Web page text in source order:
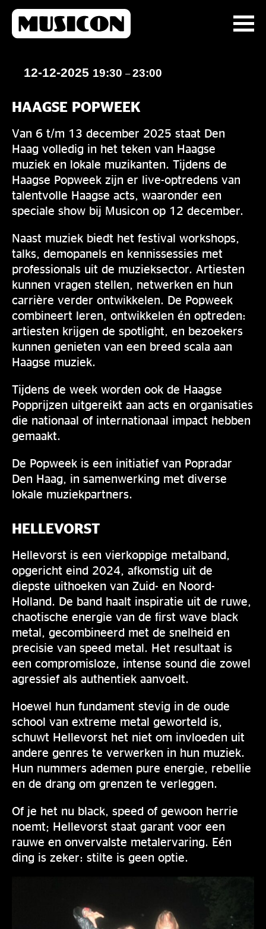
12-12-2025 19:30 –23:00
HAAGSE POPWEEK
Van 6 t/m 13 december 2025 staat Den
Haag volledig in het teken van Haagse
muziek en lokale muzikanten. Tijdens de
Haagse Popweek zijn er live-optredens van
talentvolle Haagse acts, waaronder een
speciale show bij Musicon op 12 december.
Naast muziek biedt het festival workshops,
talks, demopanels en kennissessies met
professionals uit de muzieksector. Artiesten
kunnen vragen stellen, netwerken en hun
carrière verder ontwikkelen. De Popweek
combineert leren, ontwikkelen én optreden:
artiesten krijgen de spotlight, en bezoekers
kunnen genieten van een breed scala aan
Haagse muziek.
Tijdens de week worden ook de Haagse
Popprijzen uitgereikt aan acts en organisaties
die nationaal of internationaal impact hebben
gemaakt.
De Popweek is een initiatief van Popradar
Den Haag, in samenwerking met diverse
lokale muziekpartners.
HELLEVORST
Hellevorst is een vierkoppige metalband,
opgericht eind 2024, afkomstig uit de
diepste uithoeken van Zuid- en Noord-
Holland. De band haalt inspiratie uit de ruwe,
chaotische energie van de first wave black
metal, gecombineerd met de snelheid en
precisie van speed metal. Het resultaat is
een compromisloze, intense sound die zowel
agressief als authentiek aanvoelt.
Hoewel hun fundament stevig in de oude
school van extreme metal geworteld is,
schuwt Hellevorst het niet om invloeden uit
andere genres te verwerken in hun muziek.
Hun nummers ademen pure energie, rebellie
en de drang om grenzen te verleggen.
Of je het nu black, speed of gewoon herrie
noemt; Hellevorst staat garant voor een
rauwe en onvervalste metalervaring. Eén
ding is zeker: stilte is geen optie.